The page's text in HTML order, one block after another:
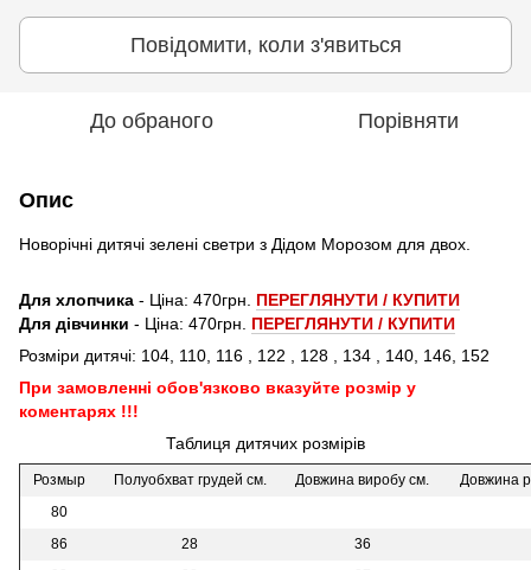
Повідомити, коли з'явиться
До обраного Порівняти
Опис
Новорічні дитячі зелені светри з Дідом Морозом для двох.
Для хлопчика - Ціна: 470грн. ПЕРЕГЛЯНУТИ / КУПИТИ
Для дівчинки - Ціна: 470грн. ПЕРЕГЛЯНУТИ / КУПИТИ
Розміри дитячі: 104, 110, 116 , 122 , 128 , 134 , 140, 146, 152
При замовленні обов'язково вказуйте розмір у
коментарях !!!
Таблиця дитячих розмірів
Розмыр Полуобхват грудей см. Довжина виробу см.
Довжина
80
86
28
36